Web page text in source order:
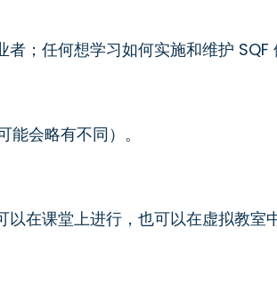
；任何想学习如何实施和维护 SQF
会略有不同）。
在课堂上进行，也可以在虚拟教室